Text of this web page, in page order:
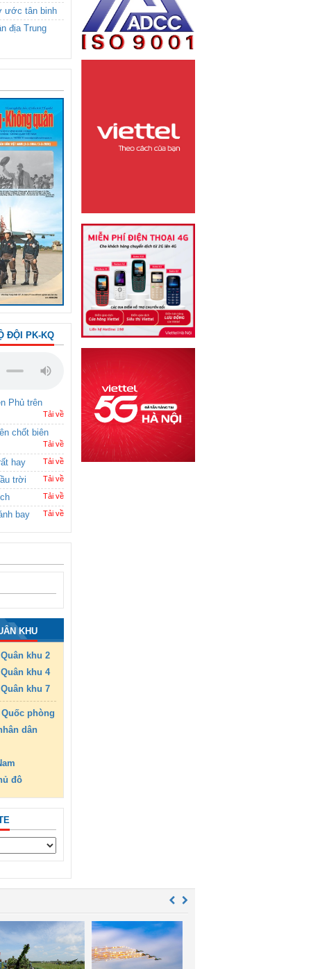
ước tân binh
địa Trung
ĐỘI PK-KQ
Phủ trên
Tải về
chốt biên
Tải về
hay Tải về
trời Tải về
Tải về
bay Tải về
KHU
Quân khu 2
Quân khu 4
Quân khu 7
phòng
dân
đô